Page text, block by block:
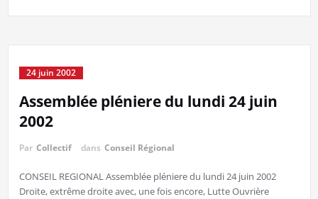
24 juin 2002
Assemblée pléniere du lundi 24 juin
2002
Par Collectif dans Conseil Régional
CONSEIL REGIONAL Assemblée pléniere du lundi 24 juin 2002
Droite, extrême droite avec, une fois encore, Lutte Ouvrière